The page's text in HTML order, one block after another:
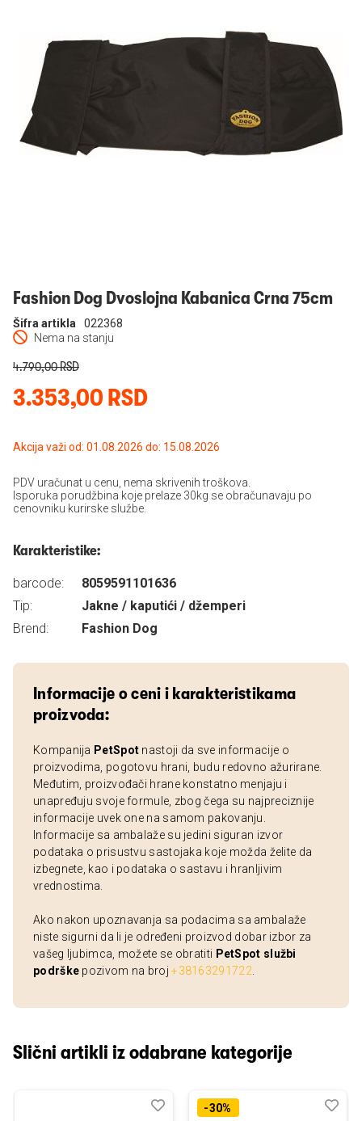
Fashion Dog Dvoslojna Kabanica Crna 75cm
Nema na stanju
Šifra artikla 022368
3.353,00 RSD
4.790,00 RSD
Akcija važi od: 01.08.2026 do: 15.08.2026
PDV uračunat u cenu, nema skrivenih troškova.
Isporuka porudžbina koje prelaze 30kg se obračunavaju po
cenovniku kurirske službe.
Karakteristike:
barcode:
8059591101636
Tip:
Jakne / kaputići / džemperi
Brend:
Fashion Dog
Informacije o ceni i karakteristikama
proizvoda:
Kompanija PetSpot nastoji da sve informacije o
proizvodima, pogotovu hrani, budu redovno ažurirane.
Međutim, proizvođači hrane konstatno menjaju i
unapređuju svoje formule, zbog čega su najpreciznije
informacije uvek one na samom pakovanju.
Informacije sa ambalaže su jedini siguran izvor
podataka o prisustvu sastojaka koje možda želite da
izbegnete, kao i podataka o sastavu i hranljivim
vrednostima.
Ako nakon upoznavanja sa podacima sa ambalaže
niste sigurni da li je određeni proizvod dobar izbor za
vašeg ljubimca, možete se obratiti PetSpot službi
podrške pozivom na broj+38163291722
Slični artikli iz odabrane kategorije
Dodaj
Uporedi-30%